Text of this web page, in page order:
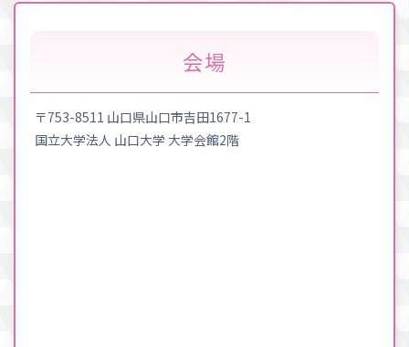
会場
〒753-8511 山口県山口市吉田1677-1
国立大学法人 山口大学 大学会館2階